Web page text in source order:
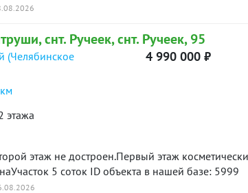
готовы.
снт. Ручеек, снт. Ручеек, 95
(Челябинское
этажа
4 990 000 ₽
этаж не достроен.Первый этаж
5 соток ID объекта в нашей базе: 5999